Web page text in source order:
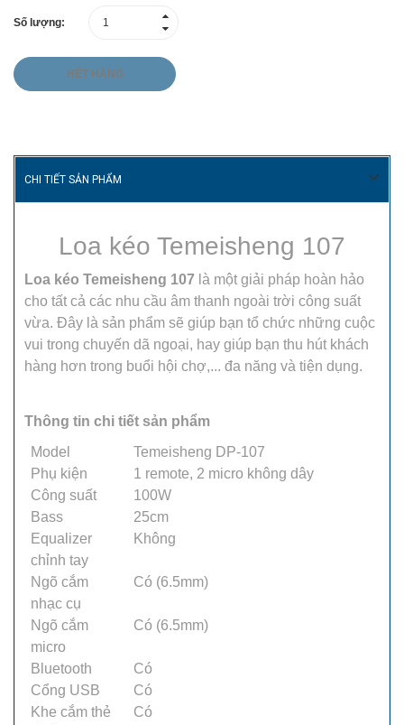
Số lượng:
HẾT HÀNG
CHI TIẾT SẢN PHẨM
Loa kéo Temeisheng 107
Loa kéo Temeisheng 107 là một giải pháp hoàn hảo
cho tất cả các nhu cầu âm thanh ngoài trời công suất
vừa. Đây là sản phẩm sẽ giúp bạn tổ chức những cuộc
vui trong chuyến dã ngoại, hay giúp bạn thu hút khách
hàng hơn trong buổi hội chợ,... đa năng và tiện dụng.
Thông tin chi tiết sản phẩm
Model
Temeisheng DP-107
Phụ kiện
1 remote, 2 micro không dây
Công suất
100W
Bass
25cm
Equalizer
chỉnh tay
Không
Ngõ cắm
nhạc cụ
Có (6.5mm)
Ngõ cắm
micro
Có (6.5mm)
Bluetooth
Có
Cổng USB
Có
Khe cắm thẻ
Có